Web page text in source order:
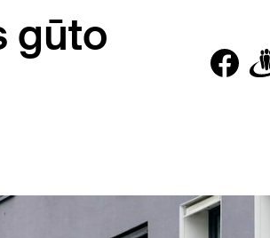
gūto